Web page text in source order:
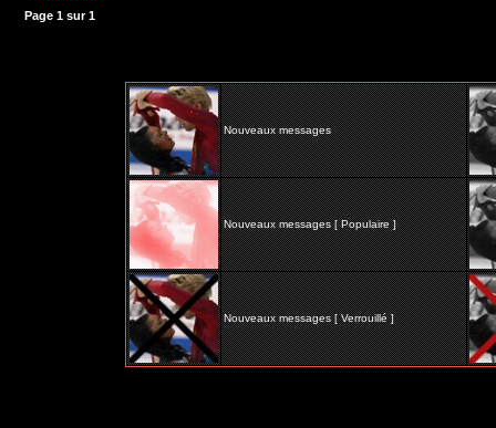
Page 1 sur1
Nouveaux messages
Nouveaux messages [ Populaire ]
Nouveaux messages [ Verrouillé ]